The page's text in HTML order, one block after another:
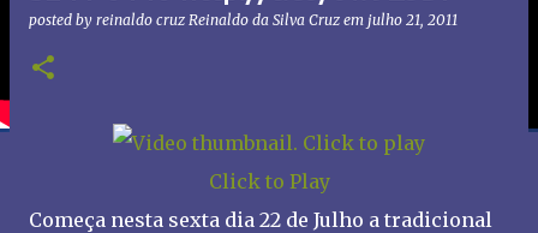
posted by reinaldo cruz Reinaldo da Silva Cruz em julho 21, 2011
Click to Play
Começa nesta sexta dia 22 de Julho a tradicional